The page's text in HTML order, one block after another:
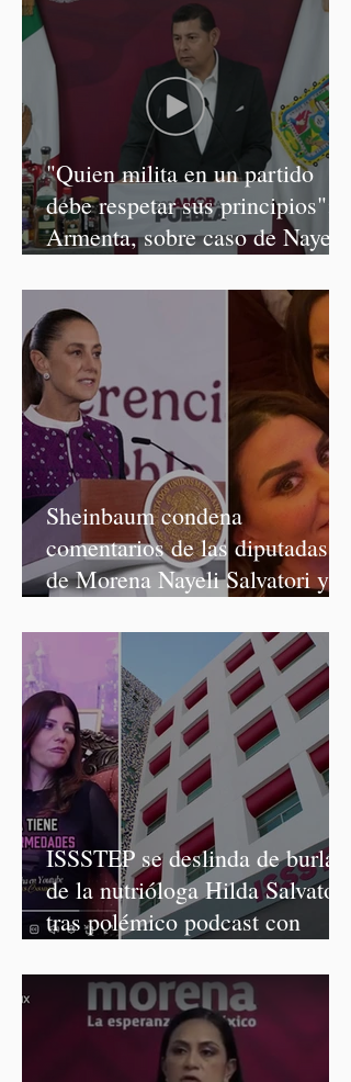
"Quien milita en un partido
debe respetar sus principios":
Armenta, sobre caso de Nayeli
Sheinbaum condena
comentarios de las diputadas
de Morena Nayeli Salvatori y
ISSSTEP se deslinda de burlas
de la nutrióloga Hilda Salvatori
tras polémico podcast con